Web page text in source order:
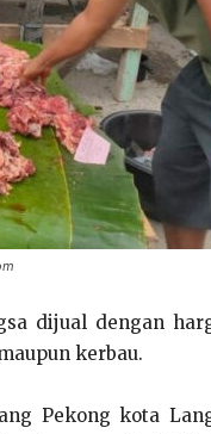
dijual dengan
kerbau.
Pekong kota